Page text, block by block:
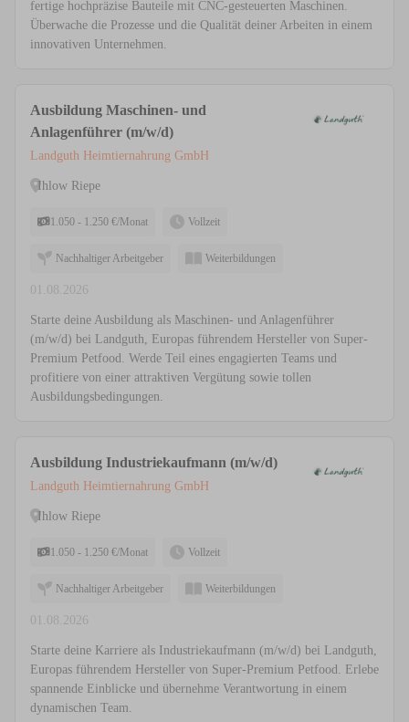
fertige hochpräzise Bauteile mit CNC-gesteuerten Maschinen.
Überwache die Prozesse und die Qualität deiner Arbeiten in einem
innovativen Unternehmen.
Ausbildung Maschinen- und
Anlagenführer (m/w/d)
Landguth Heimtiernahrung GmbH
Ihlow Riepe
1.050 - 1.250 €/Monat Vollzeit
Nachhaltiger Arbeitgeber Weiterbildungen
01.08.2026
Starte deine Ausbildung als Maschinen- und Anlagenführer
(m/w/d) bei Landguth, Europas führendem Hersteller von Super-
Premium Petfood. Werde Teil eines engagierten Teams und
profitiere von einer attraktiven Vergütung sowie tollen
Ausbildungsbedingungen.
Ausbildung Industriekaufmann (m/w/d)
Landguth Heimtiernahrung GmbH
Ihlow Riepe
1.050 - 1.250 €/Monat Vollzeit
Nachhaltiger Arbeitgeber Weiterbildungen
01.08.2026
Starte deine Karriere als Industriekaufmann (m/w/d) bei Landguth,
Europas führendem Hersteller von Super-Premium Petfood. Erlebe
spannende Einblicke und übernehme Verantwortung in einem
dynamischen Team.